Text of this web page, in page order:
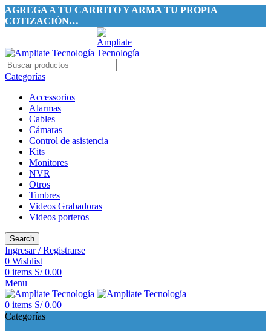
AGREGA A TU CARRITO Y ARMA TU PROPIA
COTIZACIÓN…
Categorías
Accessorios
Alarmas
Cables
Cámaras
Control de asistencia
Kits
Monitores
NVR
Otros
Timbres
Videos Grabadoras
Videos porteros
Search
Ingresar / Registrarse
0 Wishlist
0 items S/0.00
Menu
0 items S/0.00
Categorías